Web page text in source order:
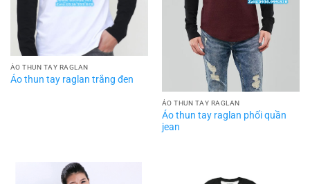
ÁO THUN TAY RAGLAN
Áo thun tay raglan trắng đen
ÁO THUN TAY RAGLAN
Áo thun tay raglan phối quần
jean